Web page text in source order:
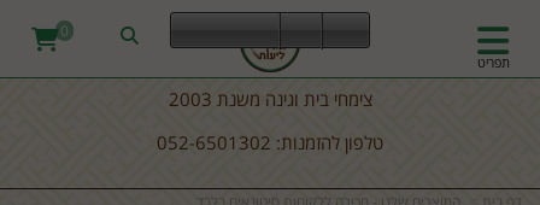
צימחי בית וגינה משנת 2003
טלפון להזמנות: 052-6501302
תפריט
0